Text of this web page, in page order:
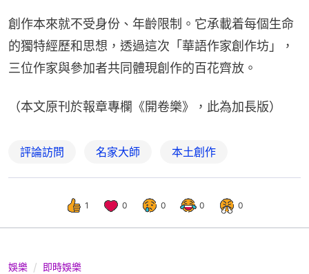
創作本來就不受身份、年齡限制。它承載着每個生命
的獨特經歷和思想，透過這次「華語作家創作坊」，
三位作家與參加者共同體現創作的百花齊放。
（本文原刊於報章專欄《開卷樂》，此為加長版）
評論訪問 名家大師 本土創作
1 0 0 0 0
娛樂 即時娛樂